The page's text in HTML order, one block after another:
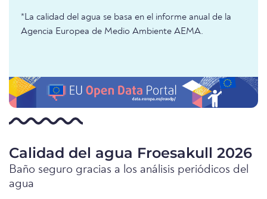
*La calidad del agua se basa en el informe anual de la
Agencia Europea de Medio Ambiente AEMA.
Calidad del agua Froesakull 2026
Baño seguro gracias a los análisis periódicos del
agua